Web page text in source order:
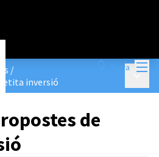
Entra
/
inversió
de